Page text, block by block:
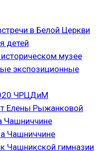
в Белой Церкви
детей
музее
экспозиционные
ЧРЦДиМ
Елены Рыжанковой
Чашниччине
Чашниччине
Чашникской гимназии